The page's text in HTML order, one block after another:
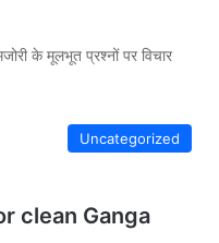
के मूलभूत प्रश्नों पर विचार
Uncategorized
clean Ganga